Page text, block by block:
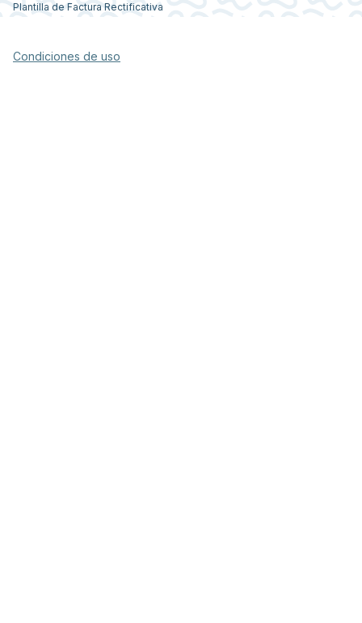
Plantilla de Factura Rectificativa
Condiciones de uso